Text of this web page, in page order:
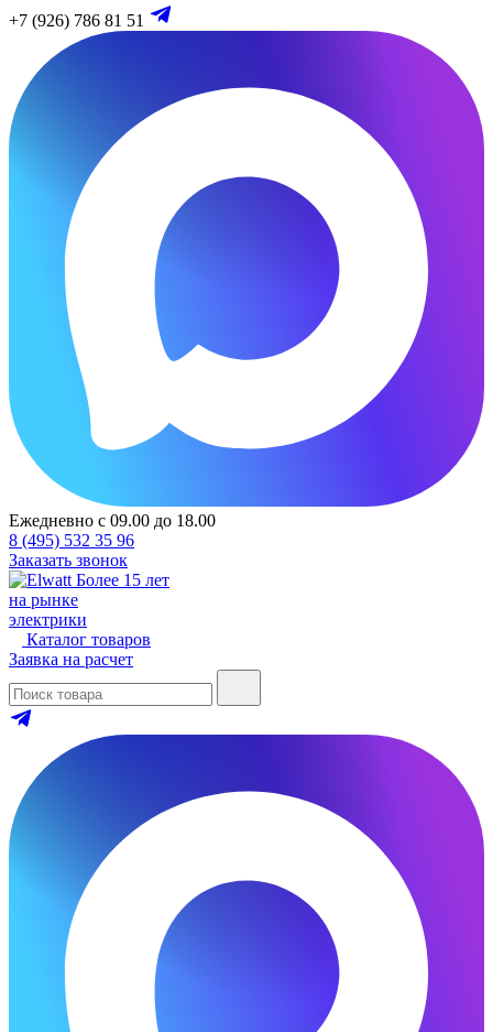
+7 (926) 786 81 51
Ежедневно с 09.00 до 18.00
8 (495) 532 35 96
Заказать звонок
Более 15 лет
на рынке
электрики
Каталог товаров
Заявка на расчет